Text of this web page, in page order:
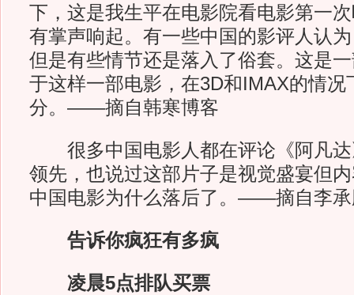
下，这是我生平在电影院看电影第一
有掌声响起。有一些中国的影评人认
但是有些情节还是落入了俗套。这是
于这样一部电影，在3D和IMAX的情况
分。——摘自韩寒博客
很多中国电影人都在评论《阿凡达
领先，也说过这部片子是视觉盛宴但
中国电影为什么落后了。——摘自李承
告诉你疯狂有多疯
凌晨5点排队买票